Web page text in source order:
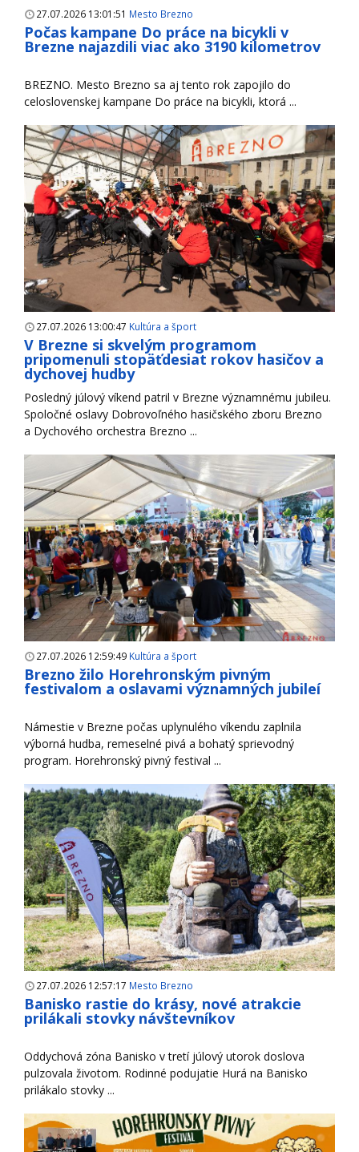
27.07.2026 13:01:51 Mesto Brezno
Počas kampane Do práce na bicykli v
Brezne najazdili viac ako 3190 kilometrov
BREZNO. Mesto Brezno sa aj tento rok zapojilo do
celoslovenskej kampane Do práce na bicykli, ktorá ...
27.07.2026 13:00:47 Kultúra a šport
V Brezne si skvelým programom
pripomenuli stopäťdesiat rokov hasičov a
dychovej hudby
Posledný júlový víkend patril v Brezne významnému jubileu.
Spoločné oslavy Dobrovoľného hasičského zboru Brezno
a Dychového orchestra Brezno ...
27.07.2026 12:59:49 Kultúra a šport
Brezno žilo Horehronským pivným
festivalom a oslavami významných jubileí
Námestie v Brezne počas uplynulého víkendu zaplnila
výborná hudba, remeselné pivá a bohatý sprievodný
program. Horehronský pivný festival ...
27.07.2026 12:57:17 Mesto Brezno
Banisko rastie do krásy, nové atrakcie
prilákali stovky návštevníkov
Oddychová zóna Banisko v tretí júlový utorok doslova
pulzovala životom. Rodinné podujatie Hurá na Banisko
prilákalo stovky ...